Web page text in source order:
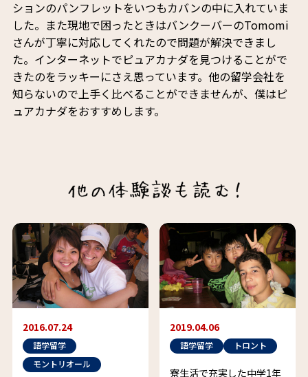
ションのパンフレットをいつもカバンの中に入れていま
した。また現地で困ったときはバンクーバーのTomomi
さんが丁寧に対応してくれたので問題が解決できまし
た。インターネットでピュアカナダを見つけることがで
きたのをラッキーにさえ思っています。他の留学会社を
知らないので上手く比べることができませんが、僕はピ
ュアカナダをおすすめします。
2016.07.24
語学留学
モントリオール
2019.04.06
語学留学 トロント
寮生活で充実した中学1年